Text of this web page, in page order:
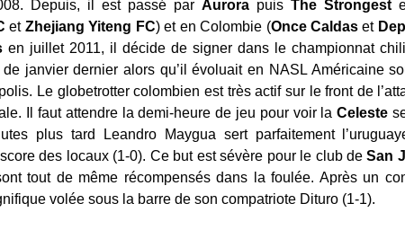
Depuis, il est passé par AurorapuisThe Strongest
et Zhejiang Yiteng FC) et en Colombie (Once Caldaset
en juillet 2011, il décide de signer dans le championnat
janvier dernier alors qu’il évoluait en NASL Américaine
Le globetrotter colombien est très actif sur le front de
Il faut attendre la demi-heure de jeu pour voir laCeleste
plus tard Leandro Maygua sert parfaitement
score des locaux (1-0). Ce but est sévère pour le club deSan
tout de même récompensés dans la foulée. Après un
volée sous la barre de son compatriote Dituro (1-1).